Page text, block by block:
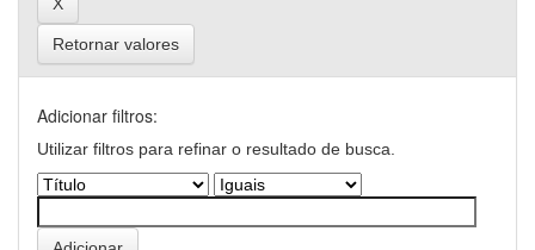
Retornar valores
Adicionar filtros:
Utilizar filtros para refinar o resultado de busca.